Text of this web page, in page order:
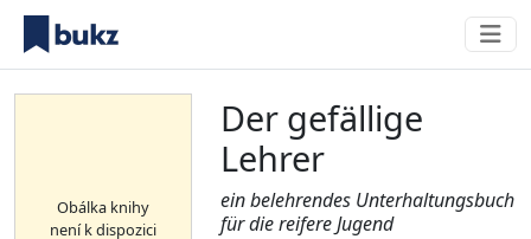
Obálka knihy
není k dispozici
Der gefällige
Lehrer
ein belehrendes Unterhaltungsbuch
für die reifere Jugend